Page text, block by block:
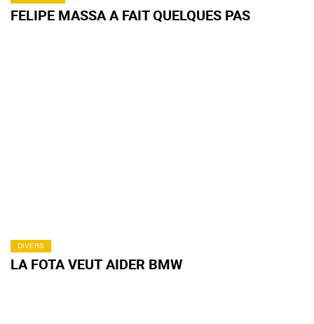
FELIPE MASSA A FAIT QUELQUES PAS
DIVERS
LA FOTA VEUT AIDER BMW